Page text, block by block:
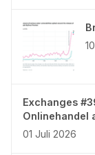
Exchanges
Onlinehandel
01 Juli 2026